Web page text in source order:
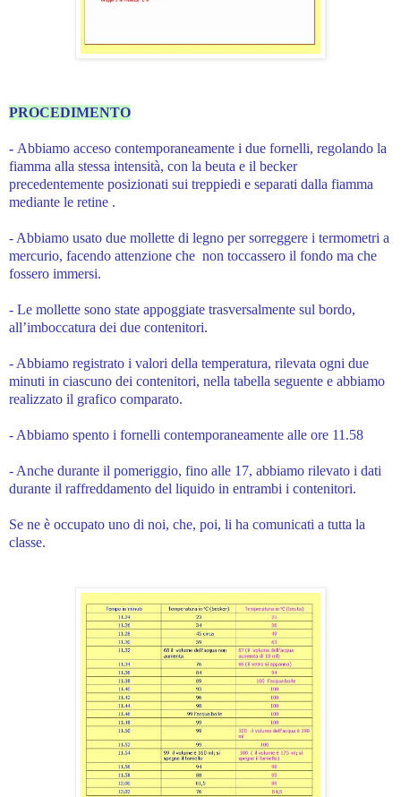
PROCEDIMENTO
- Abbiamo acceso contemporaneamente i due fornelli, regolando la
fiamma alla stessa intensità, con la beuta e il becker
precedentemente posizionati sui treppiedi e separati dalla fiamma
mediante le retine .
- Abbiamo usato due mollette di legno per sorreggere i termometri a
mercurio, facendo attenzione che non toccassero il fondo ma che
fossero immersi.
- Le mollette sono state appoggiate trasversalmente sul bordo,
all’imboccatura dei due contenitori.
- Abbiamo registrato i valori della temperatura, rilevata ogni due
minuti in ciascuno dei contenitori, nella tabella seguente e abbiamo
realizzato il grafico comparato.
- Abbiamo spento i fornelli contemporaneamente alle ore 11.58
- Anche durante il pomeriggio, fino alle 17, abbiamo rilevato i dati
durante il raffreddamento del liquido in entrambi i contenitori.
Se ne è occupato uno di noi, che, poi, li ha comunicati a tutta la
classe.